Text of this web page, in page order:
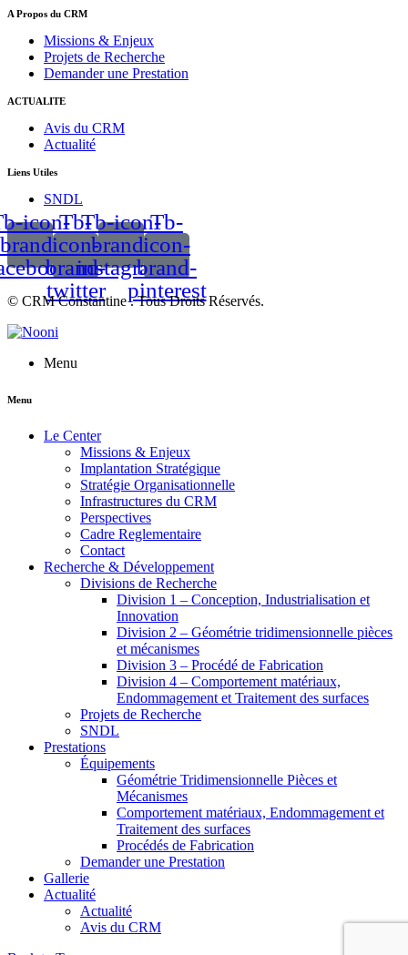
A Propos du CRM
Missions & Enjeux
Projets de Recherche
Demander une Prestation
ACTUALITE
Avis du CRM
Actualité
Liens Utiles
SNDL
icon-
brand-
Tb-
icon-
brand-
twitter
Tb-icon-
brand-
instagram
Tb-
icon-
brand-
pinterest
© CRM Constantine . Tous Droits Réservés.
Menu
Menu
Le Center
Missions & Enjeux
Implantation Stratégique
Stratégie Organisationnelle
Infrastructures du CRM
Perspectives
Cadre Reglementaire
Contact
Recherche & Développement
Divisions de Recherche
Division 1 – Conception, Industrialisation et
Innovation
Division 2 – Géométrie tridimensionnelle pièces
et mécanismes
Division 3 – Procédé de Fabrication
Division 4 – Comportement matériaux,
Endommagement et Traitement des surfaces
Projets de Recherche
SNDL
Prestations
Équipements
Géométrie Tridimensionnelle Pièces et
Mécanismes
Comportement matériaux, Endommagement et
Traitement des surfaces
Procédés de Fabrication
Demander une Prestation
Gallerie
Actualité
Actualité
Avis du CRM